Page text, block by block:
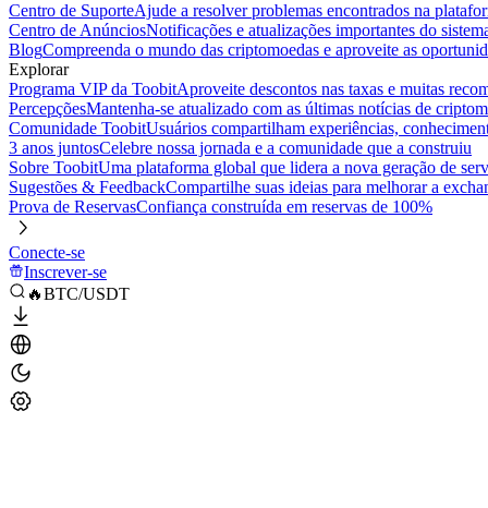
Centro de SuporteAjude a resolver problemas encontrados na
Centro de AnúnciosNotificações e atualizações importantes do
BlogCompreenda o mundo das criptomoedas e aproveite as
Explorar
Programa VIP da ToobitAproveite descontos nas taxas e muitas
PercepçõesMantenha-se atualizado com as últimas notícias de
Comunidade ToobitUsuários compartilham experiências,
3 anos juntosCelebre nossa jornada e a comunidade que a construiu
Sobre ToobitUma plataforma global que lidera a nova geração de
Sugestões & FeedbackCompartilhe suas ideias para melhorar a
Prova de ReservasConfiança construída em reservas de 100%
Conecte-se
Inscrever-se
🔥BTC/USDT